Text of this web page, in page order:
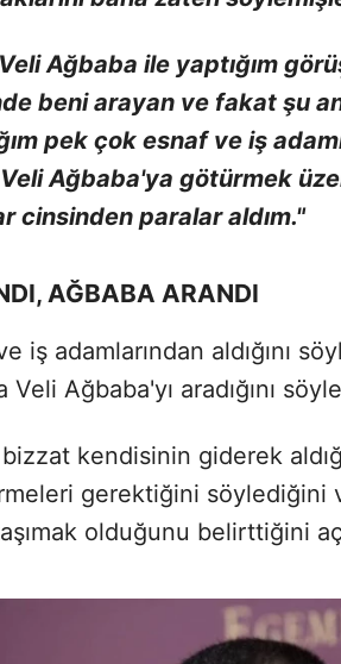
Ağbaba ile yaptığım
beni arayan ve fakat şu
pek çok esnaf ve iş
Ağbaba'ya götürmek
cinsinden paralar aldım."
AĞBABA ARANDI
iş adamlarından aldığını
Veli Ağbaba'yı aradığını
kendisinin giderek
gerektiğini söylediğini
olduğunu belirttiğini